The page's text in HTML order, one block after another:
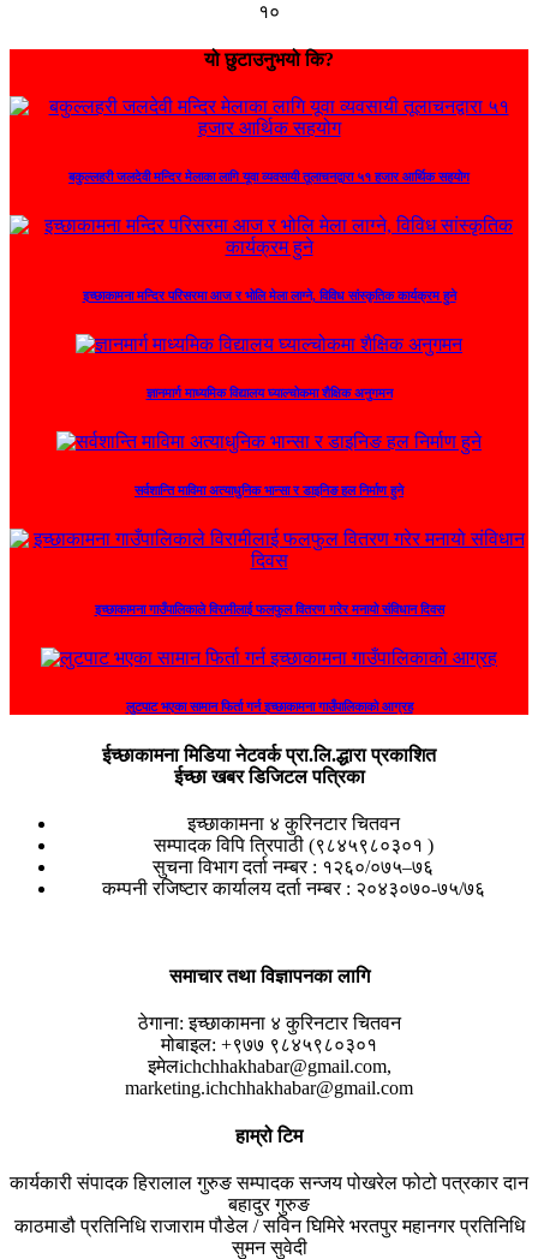
१०
यो छुटाउनुभयो कि?
बकुल्लहरी जलदेवी मन्दिर मेलाका लागि यूवा व्यवसायी तूलाचनद्वारा ५१ हजार आर्थिक सहयोग
इच्छाकामना मन्दिर परिसरमा आज र भोलि मेला लाग्ने, विविध सांस्कृतिक कार्यक्रम हुने
ज्ञानमार्ग माध्यमिक विद्यालय घ्याल्चोकमा शैक्षिक अनुगमन
सर्वशान्ति माविमा अत्याधुनिक भान्सा र डाइनिङ हल निर्माण हुने
इच्छाकामना गाउँपालिकाले विरामीलाई फलफुल वितरण गरेर मनायो संविधान दिवस
लुटपाट भएका सामान फिर्ता गर्न इच्छाकामना गाउँपालिकाको आग्रह
ईच्छाकामना मिडिया नेटवर्क प्रा.लि.द्धारा प्रकाशित
ईच्छा खबर डिजिटल पत्रिका
इच्छाकामना ४ कुरिनटार चितवन
सम्पादक विपि त्रिपाठी (९८४५९८०३०१ )
सुचना विभाग दर्ता नम्बर : १२६०/०७५–७६
कम्पनी रजिष्टार कार्यालय दर्ता नम्बर : २०४३०७०-७५/७६
समाचार तथा विज्ञापनका लागि
ठेगाना: इच्छाकामना ४ कुरिनटार चितवन
मोबाइल: +९७७ ९८४५९८०३०१
इमेलichchhakhabar@gmail.com,
marketing.ichchhakhabar@gmail.com
हाम्रो टिम
कार्यकारी संपादकहिरालाल गुरुङसम्पादकसन्जय पोखरेलफोटो पत्रकारदान
बहादुर गुरुङ
काठमाडौ प्रतिनिधिराजाराम पौडेल / सविन घिमिरेभरतपुर महानगर प्रतिनिधि
सुमन सुवेदी